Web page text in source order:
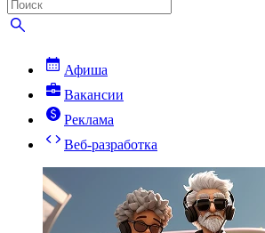
Афиша
Вакансии
Реклама
Веб-разработка